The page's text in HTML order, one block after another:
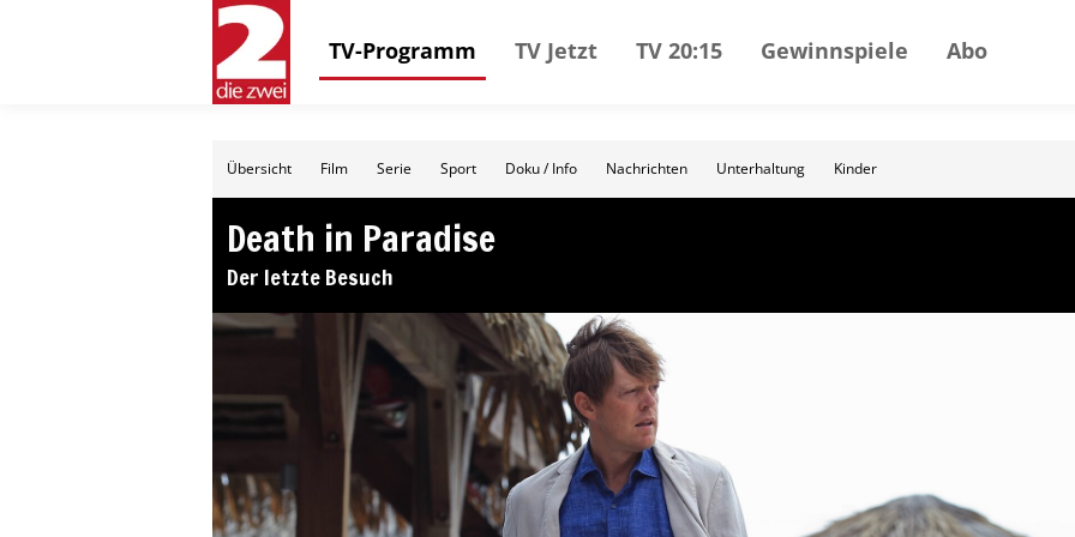
TV-Programm TV Jetzt TV 20:15 Gewinnspiele Abo
Übersicht Film Serie Sport Doku / Info Nachrichten Unterhaltung Kinder
Death in Paradise
Der letzte Besuch